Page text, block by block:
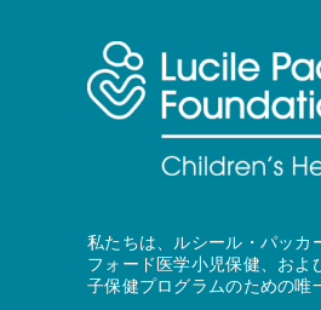
私たちは、ルシール・パッカ
フォード医学小児保健、およ
子保健プログラムのための唯